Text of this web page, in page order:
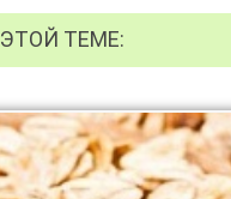
ТЕМЕ: